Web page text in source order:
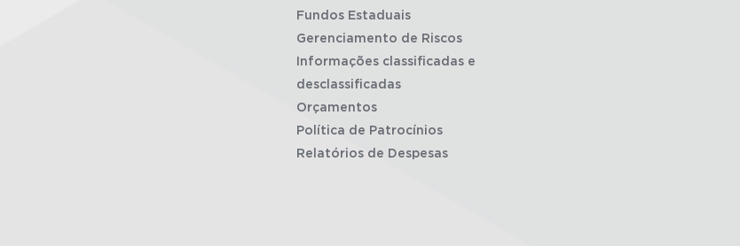
Fundos Estaduais
Gerenciamento de Riscos
Informações classificadas e
desclassificadas
Orçamentos
Política de Patrocínios
Relatórios de Despesas